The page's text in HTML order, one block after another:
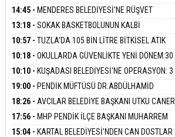
Ezgi Kılıç
SİVAS: ATEŞE ATILAN VİCDAN
BARIŞ BAŞARSLAN
ADANMAK
Meltem Kaynas
AFFETMEYECEĞİM!
İŞLEYECEK?
DEVAM EDİYOR
14:45 - MENDERES BELEDİYESİ'NE RÜŞVET
OPERASYONU:BELEDİYE BAŞKANI İLKAY ÇİÇEK
ADLİYEYE SEVK EDİLDİ
13:18 - SOKAK BASKETBOLUNUN KALBİ
ÜMRANİYE’DE ATACAK
10:57 - TUZLA'DA 105 BİN LİTRE BİTKİSEL ATIK
YAĞ TOPLANDI
10:18 - OKULLARDA GÜVENLİKTE YENİ DÖNEM:30
BİN PERSONEL ALINACAK DEDEKTÖRLÜ ARAMA
GELİYOR
10:10 - KUŞADASI BELEDİYESİ'NE OPERASYON: 3
DALGADA 15 GÖZALTI
19:00 - PENDİK MÜFTÜSÜ DR.ABDÜLHAMİD
PEHLİVAN BASIN MENSUPLARINI AĞIRLADI
18:26 - AVCILAR BELEDİYE BAŞKANI UTKU CANER
ÇANKAYA HAKKINDA TAHLİYE KARARI
17:56 - MHP PENDİK İLÇE BAŞKANI MUHARREM
KIR KARTAL ORDULULAR DERNEĞİ HEYETİNİ
15:04 - KARTAL BELEDİYESİ’NDEN CAN DOSTLAR